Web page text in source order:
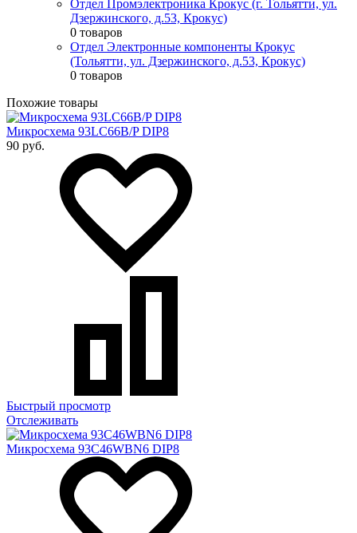
Отдел Промэлектроника Крокус (г. Тольятти, ул.
Дзержинского, д.53, Крокус)
0 товаров
Отдел Электронные компоненты Крокус
(Тольятти, ул. Дзержинского, д.53, Крокус)
0 товаров
Похожие товары
Микросхема 93LC66B/P DIP8
90 руб.
Быстрый просмотр
Отслеживать
Микросхема 93C46WBN6 DIP8